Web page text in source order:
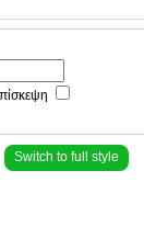
Switch to full style